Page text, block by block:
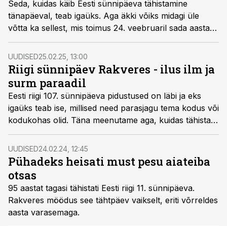
Seda, kuidas käib Eesti sünnipäeva tähistamine
tänapäeval, teab igaüks. Aga äkki võiks midagi üle
võtta ka sellest, mis toimus 24. veebruaril sada aastat
tagasi, aastal 1926, mil peeti Eesti riigi kaheksandat
sünnipäeva.
UUDISED25.02.25, 13:00
Riigi sünnipäev Rakveres - ilus ilm ja
surm paraadil
Eesti riigi 107. sünnipäeva pidustused on läbi ja eks
igaüks teab ise, millised need parasjagu tema kodus või
kodukohas olid. Täna meenutame aga, kuidas tähistati
riigi seitsmendat sünnipäeva sada aastat tagasi.
UUDISED24.02.24, 12:45
Pühadeks heisati must pesu aiateiba
otsas
95 aastat tagasi tähistati Eesti riigi 11. sünnipäeva.
Rakveres möödus see tähtpäev vaikselt, eriti võrreldes
aasta varasemaga.